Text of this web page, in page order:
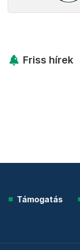
Friss hírek
Támogatás